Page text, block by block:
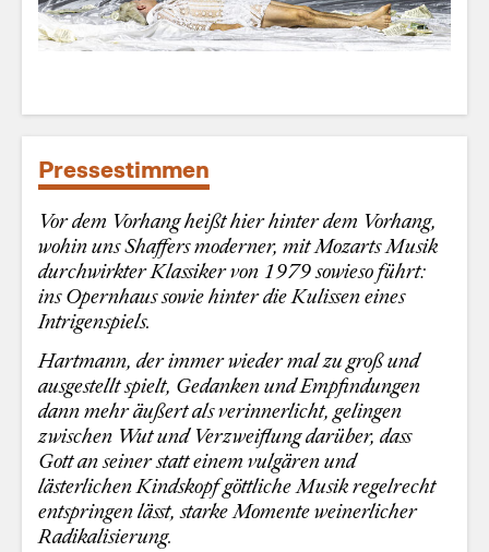
Pressestimmen
Vor dem Vorhang heißt hier hinter dem Vorhang,
wohin uns Shaffers moderner, mit Mozarts Musik
durchwirkter Klassiker von 1979 sowieso führt:
ins Opernhaus sowie hinter die Kulissen eines
Intrigenspiels.
Hartmann, der immer wieder mal zu groß und
ausgestellt spielt, Gedanken und Empfindungen
dann mehr äußert als verinnerlicht, gelingen
zwischen Wut und Verzweiflung darüber, dass
Gott an seiner statt einem vulgären und
lästerlichen Kindskopf göttliche Musik regelrecht
entspringen lässt, starke Momente weinerlicher
Radikalisierung.